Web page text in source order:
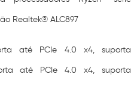
Realtek® ALC897
até PCIe 4.0 x4, suporta
até PCIe 4.0 x4, suporta